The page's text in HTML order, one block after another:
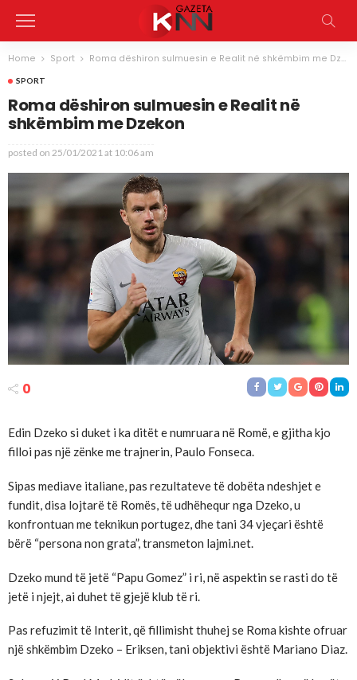
Home Sport Roma dëshiron sulmuesin e Realit në shkëmbim me Dzekon
SPORT
Roma dëshiron sulmuesin e Realit në
shkëmbim me Dzekon
posted on 25/01/2021 at 10:06 am
0
Edin Dzeko si duket i ka ditët e numruara në Romë, e gjitha kjo
filloi pas një zënke me trajnerin, Paulo Fonseca.
Sipas mediave italiane, pas rezultateve të dobëta ndeshjet e
fundit, disa lojtarë të Romës, të udhëhequr nga Dzeko, u
konfrontuan me teknikun portugez, dhe tani 34 vjeçari është
bërë “persona non grata”, transmeton lajmi.net.
Dzeko mund të jetë “Papu Gomez” i ri, në aspektin se rasti do të
jetë i njejt, ai duhet të gjejë klub të ri.
Pas refuzimit të Interit, që fillimisht thuhej se Roma kishte ofruar
një shkëmbim Dzeko – Eriksen, tani objektivi është Mariano Diaz.